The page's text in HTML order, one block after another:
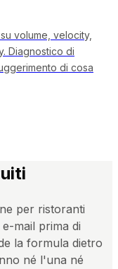
volume, velocity,
Diagnostico di
di cosa
per ristoranti
mail prima di
la formula dietro
né l'una né